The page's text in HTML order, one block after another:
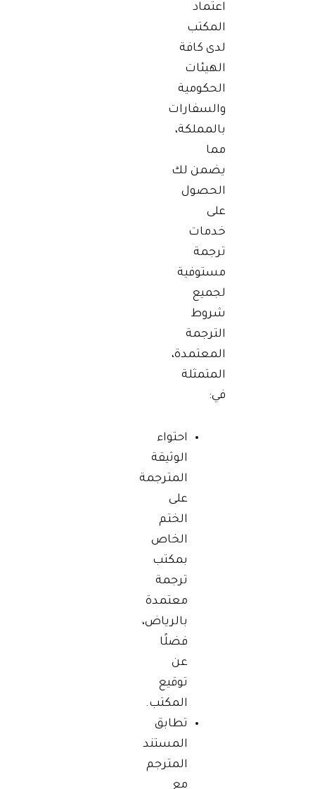
اعتماد
المكتب
لدى كافة
الهيئات
الحكومية
والسفارات
بالمملكة،
مما
يضمن لك
الحصول
على
خدمات
ترجمة
مستوفية
لجميع
شروط
الترجمة
المعتمدة،
المتمثلة
في:
احتواء
الوثيقة
المترجمة
على
الختم
الخاص
بمكتب
ترجمة
معتمدة
بالرياض،
فضلًا
عن
توقيع
المكتب.
تطابق
المستند
المترجم
مع